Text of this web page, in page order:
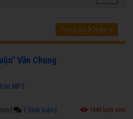
Trang chủ Nghệ sĩ
Văn Chung
MP3
1 bình luận 1440 lượt xem